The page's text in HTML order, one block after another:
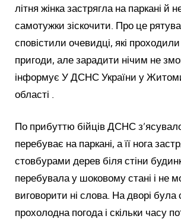
літня жінка застрягла на паркані й
самотужки зіскочити. Про це
сповістили очевидці, які
пригоди, але зарадити нічим не
інформує У ДСНС України у
області .
По прибуттю бійців ДСНС
перебуває на паркані, а її нога
стовбурами дерев біля стіни
перебувала у шоковому стані і не
виговорити ні слова. На дворі була
прохолодна погода і скільки часу